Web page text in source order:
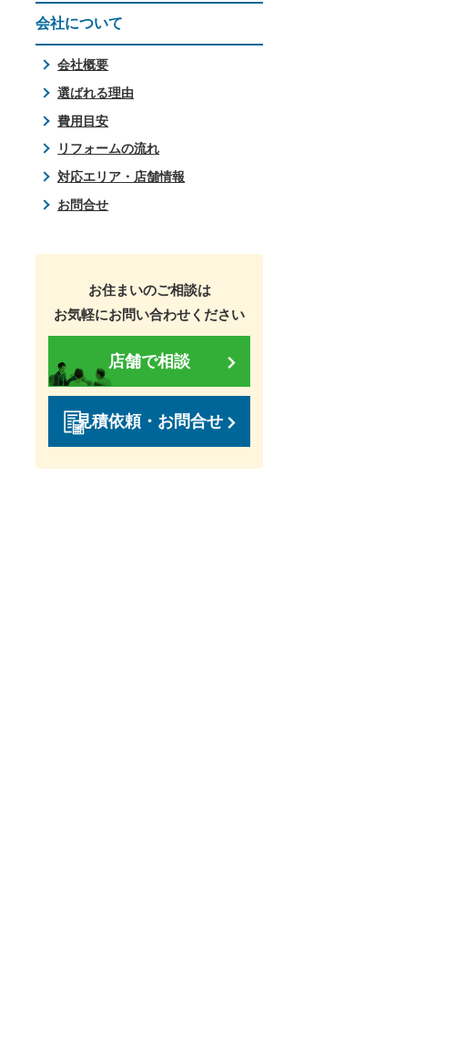
会社について
会社概要
選ばれる理由
費用目安
リフォームの流れ
対応エリア・店舗情報
お問合せ
お住まいのご相談は
お気軽にお問い合わせください
店舗で相談
見積依頼・お問合せ